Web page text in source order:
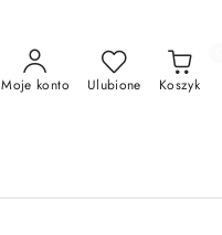
Moje konto Ulubione Koszyk